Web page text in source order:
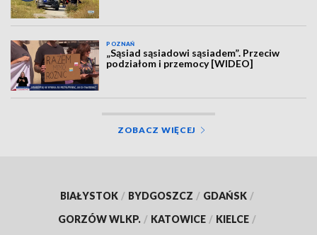
POZNAŃ
„Sąsiad sąsiadowi sąsiadem”. Przeciw
podziałom i przemocy [WIDEO]
ZOBACZ WIĘCEJ
BIAŁYSTOK / BYDGOSZCZ / GDAŃSK /
GORZÓW WLKP. / KATOWICE / KIELCE /